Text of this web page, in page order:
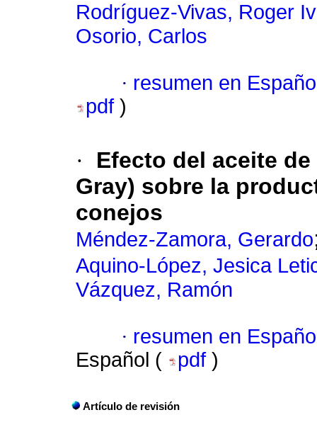
Rodríguez-Vivas, Roger
Osorio, Carlos
· resumen en
pdf )
·
Efecto del aceite
Gray) sobre la
conejos
Méndez-Zamora, Gerardo
Aquino-López, Jesica
Vázquez, Ramón
· resumen en
Español (
pdf )
Artículo de revisión